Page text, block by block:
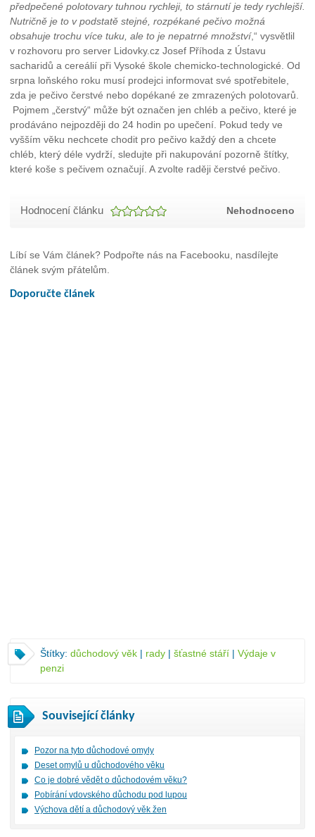
předpečené polotovary tuhnou rychleji, to stárnutí je tedy rychlejší.
Nutričně je to v podstatě stejné, rozpékané pečivo možná
obsahuje trochu více tuku, ale to je nepatrné množství,“ vysvětlil
v rozhovoru pro server Lidovky.cz Josef Příhoda z Ústavu
sacharidů a cereálií při Vysoké škole chemicko-technologické. Od
srpna loňského roku musí prodejci informovat své spotřebitele,
zda je pečivo čerstvé nebo dopékané ze zmrazených polotovarů.
Pojmem „čerstvý“ může být označen jen chléb a pečivo, které je
prodáváno nejpozději do 24 hodin po upečení. Pokud tedy ve
vyšším věku nechcete chodit pro pečivo každý den a chcete
chléb, který déle vydrží, sledujte při nakupování pozorně štítky,
které koše s pečivem označují. A zvolte raději čerstvé pečivo.
Hodnocení článku Nehodnoceno
Líbí se Vám článek? Podpořte nás na Facebooku, nasdílejte
článek svým přátelům.
Doporučte článek
Štítky: důchodový věk | rady | šťastné stáří | Výdaje v
penzi
Související články
Pozor na tyto důchodové omyly
Deset omylů u důchodového věku
Co je dobré vědět o důchodovém věku?
Pobírání vdovského důchodu pod lupou
Výchova dětí a důchodový věk žen